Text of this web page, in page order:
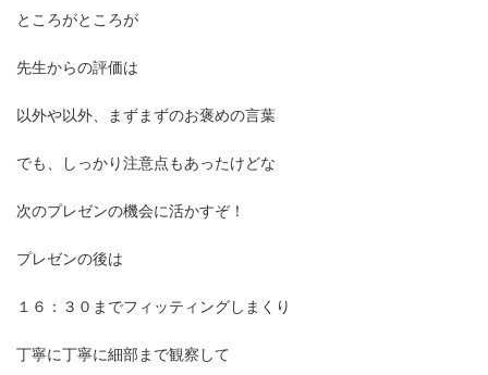
ところがところが
先生からの評価は
以外や以外、まずまずのお褒めの言葉
でも、しっかり注意点もあったけどな
次のプレゼンの機会に活かすぞ！
プレゼンの後は
１６：３０までフィッティングしまくり
丁寧に丁寧に細部まで観察して